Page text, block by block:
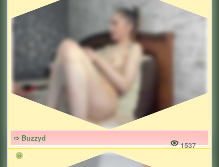
➩ Buzzyd
1537